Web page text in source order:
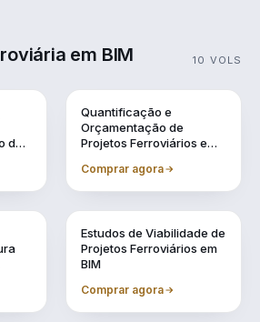
em BIM 10 VOLS
de
Quantificação e
Orçamentação de
Projetos Ferroviários em
Comprar agora
Estudos de Viabilidade de
Projetos Ferroviários em
BIM
Comprar agora